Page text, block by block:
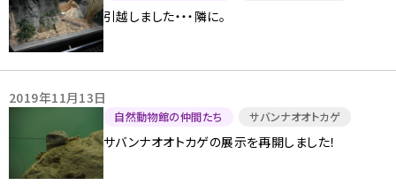
引越しました・・・隣に。
2019年11月13日
自然動物館の仲間たち サバンナオオトカゲ
サバンナオオトカゲの展示を再開しました！